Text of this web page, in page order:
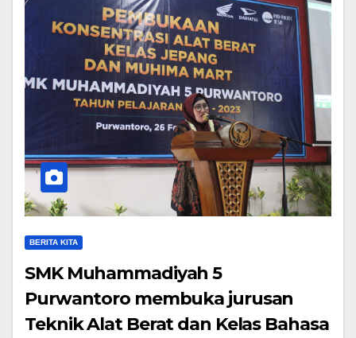
BERITA KITA
SMK Muhammadiyah 5
Purwantoro membuka jurusan
Teknik Alat Berat dan Kelas Bahasa